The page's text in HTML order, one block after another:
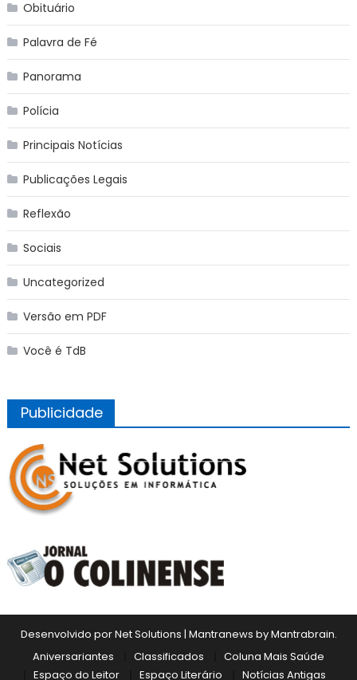
Obituário
Palavra de Fé
Panorama
Polícia
Principais Notícias
Publicações Legais
Reflexão
Sociais
Uncategorized
Versão em PDF
Você é TdB
Publicidade
Desenvolvido por Net Solutions | Mantranews byMantrabrain.
Aniversariantes
Classificados
Coluna Mais Saúde
Espaço do Leitor
Espaço Literário Notícias Antigas